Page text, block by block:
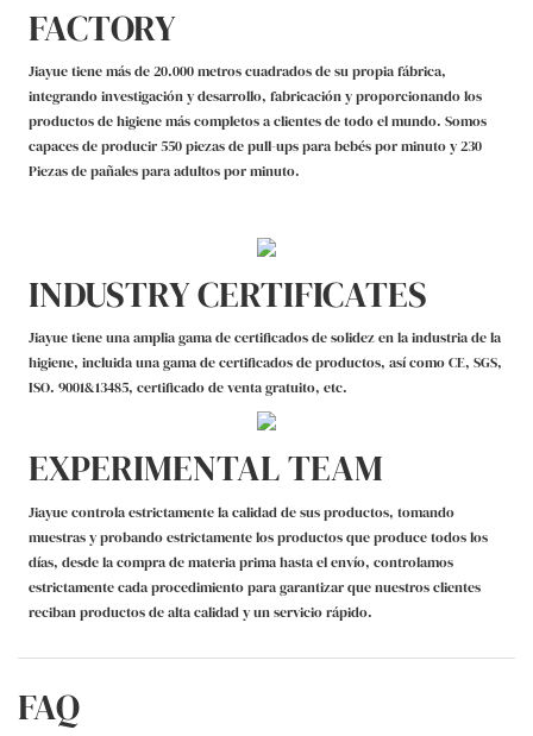
FACTORY
Jiayue tiene más de 20.000 metros cuadrados de su propia fábrica,
integrando investigación y desarrollo, fabricación y proporcionando los
productos de higiene más completos a clientes de todo el mundo. Somos
capaces de producir 550 piezas de pull-ups para bebés por minuto y 230
Piezas de pañales para adultos por minuto.
INDUSTRY CERTIFICATES
Jiayue tiene una amplia gama de certificados de solidez en la industria de la
higiene, incluida una gama de certificados de productos, así como CE, SGS,
ISO. 9001&13485, certificado de venta gratuito, etc.
EXPERIMENTAL TEAM
Jiayue controla estrictamente la calidad de sus productos, tomando
muestras y probando estrictamente los productos que produce todos los
días, desde la compra de materia prima hasta el envío, controlamos
estrictamente cada procedimiento para garantizar que nuestros clientes
reciban productos de alta calidad y un servicio rápido.
FAQ